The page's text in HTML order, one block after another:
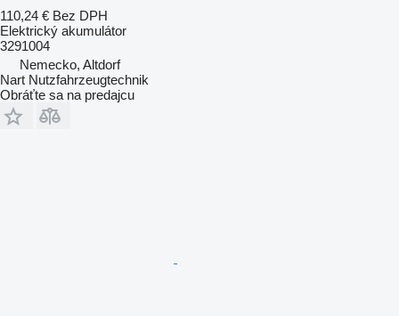
110,24 € Bez DPH
Elektrický akumulátor
3291004
Nemecko, Altdorf
Nart Nutzfahrzeugtechnik
Obráťte sa na predajcu